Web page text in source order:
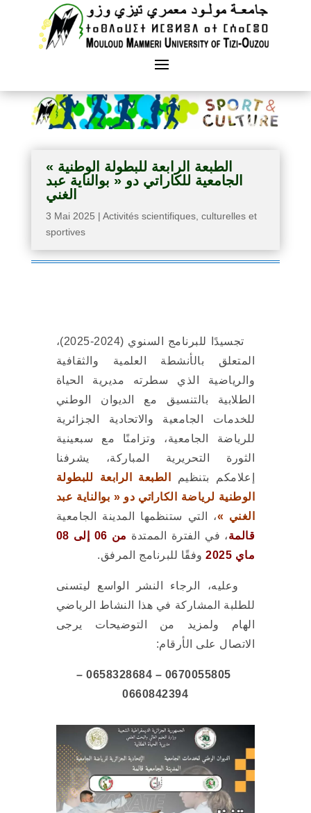
« الطبعة الرابعة للبطولة الوطنية
الجامعية للكاراتي دو « بوالناية عبد
الغني
3 Mai 2025 | Activités scientifiques, culturelles et
sportives
تجسيدًا للبرنامج السنوي (2024-2025)،
المتعلق بالأنشطة العلمية والثقافية
والرياضية الذي سطرته مديرية الحياة
الطلابية بالتنسيق مع الديوان الوطني
للخدمات الجامعية والاتحادية الجزائرية
للرياضة الجامعية، وتزامنًا مع سبعينية
الثورة التحريرية المباركة، يشرفنا
إعلامكم بتنظيم
الطبعة الرابعة للبطولة
الوطنية لرياضة الكاراتي دو « بوالناية عبد
الغني »، التي ستنظمها المدينة الجامعية
قالمة، في الفترة الممتدة
من 06 إلى 08
ماي 2025
وفقًا للبرنامج المرفق.
وعليه، الرجاء النشر الواسع ليتسنى
للطلبة المشاركة في هذا النشاط الرياضي
الهام ولمزيد من التوضيحات يرجى
الاتصال على الأرقام:
0670055805 – 0658328684 –
0660842394